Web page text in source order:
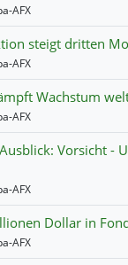
AFX
steigt dritten
AFX
Wachstum
AFX
Vorsicht -
AFX
Dollar in
AFX